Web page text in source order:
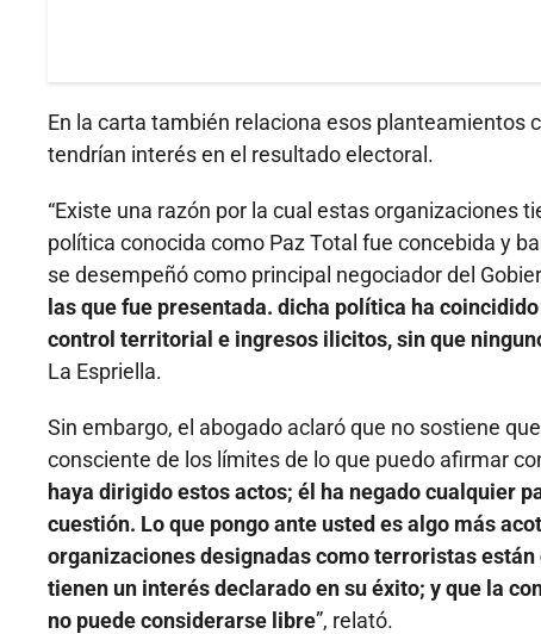
En la carta también relaciona esos planteamientos
tendrían interés en el resultado electoral.
“Existe una razón por la cual estas organizaciones
política conocida como Paz Total fue concebida y
se desempeñó como principal negociador del
las que fue presentada. dicha política ha
control territorial e ingresos ilicitos, sin que
La Espriella.
Sin embargo, el abogado aclaró que no sostiene
consciente de los límites de lo que puedo afirmar
haya dirigido estos actos; él ha negado cualquier
cuestión. Lo que pongo ante usted es algo más
organizaciones designadas como terroristas
tienen un interés declarado en su éxito; y que la
no puede considerarse libre”, relató.